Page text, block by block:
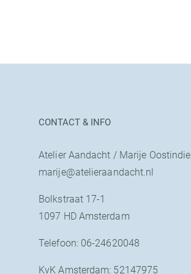
CONTACT & INFO
Atelier Aandacht / Marije Oostindie
marije@atelieraandacht.nl
Bolkstraat 17-1
1097 HD Amsterdam
Telefoon: 06-24620048
KvK Amsterdam: 52147975